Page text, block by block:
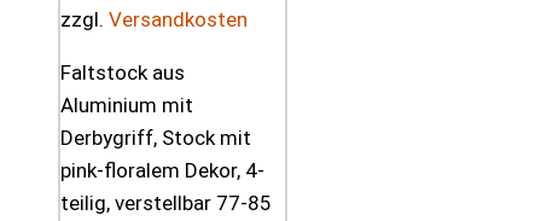
zzgl. Versandkosten
Faltstock aus
Aluminium mit
Derbygriff, Stock mit
pink-floralem Dekor, 4-
teilig, verstellbar 77-85